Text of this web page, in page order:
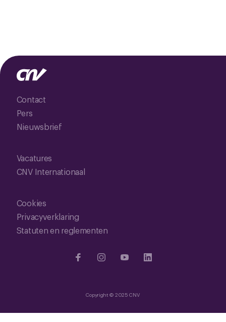
Contact
Pers
Nieuwsbrief
Vacatures
CNV Internationaal
Cookies
Privacyverklaring
Statuten en reglementen
Copyright © 2025 CNV